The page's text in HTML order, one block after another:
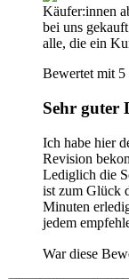
Käufer:innen
bei uns
alle, die ein
Bewertet mit 5
Sehr guter
Ich habe hier
Revision
Lediglich die
ist zum Glück
Minuten
jedem
War diese